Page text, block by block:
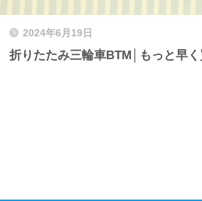
2024年6月19日
折りたたみ三輪車BTM│もっと早